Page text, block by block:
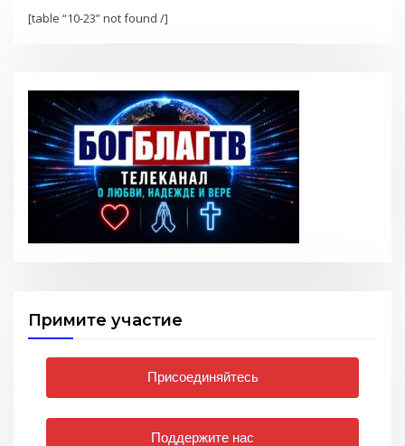
[table “10-23” not found /]
Примите участие
Присоединяйтесь
Поддержите нас